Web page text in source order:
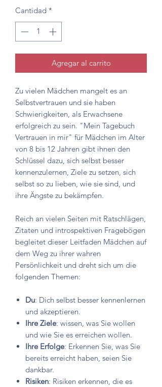
Cantidad *
Agregar al carrito
Zu vielen Mädchen mangelt es an
Selbstvertrauen und sie haben
Schwierigkeiten, als Erwachsene
erfolgreich zu sein. "Mein Tagebuch
Vertrauen in mir" für Mädchen im Alter
von 8 bis 12 Jahren gibt ihnen den
Schlüssel dazu, sich selbst besser
kennenzulernen, Ziele zu setzen, sich
selbst so zu lieben, wie sie sind, und
ihre Ängste zu bekämpfen.
Reich an vielen Seiten mit Ratschlägen,
Zitaten und introspektiven Fragebögen
begleitet dieser Leitfaden Mädchen auf
dem Weg zu ihrer wahren
Persönlichkeit und dreht sich um die
folgenden Themen:
Du: Dich selbst besser kennenlernen
und akzeptieren.
Ihre Ziele: wissen, was Sie wollen
und wie Sie es erreichen wollen.
Ihre Erfolge: Erkennen Sie, was Sie
bereits erreicht haben, seien Sie
dankbar.
Risiken: Risiken erkennen, die es